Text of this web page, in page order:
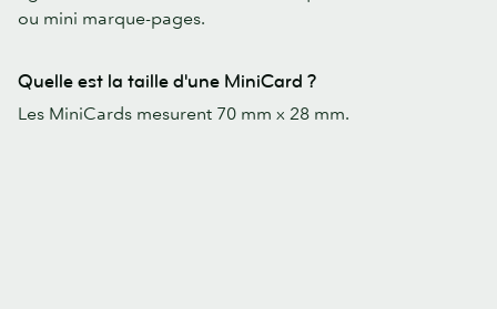
ou mini marque-pages.
Quelle est la taille d'une MiniCard ?
Les MiniCards mesurent 70 mm x 28 mm.